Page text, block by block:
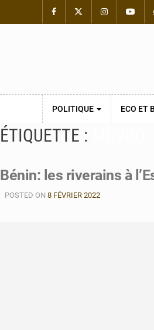
POLITIQUE ECO ET
ÉTIQUETTE :
Bénin: les riverains à
POSTED ON 8 FÉVRIER 2022